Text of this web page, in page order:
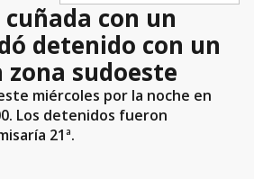
cuñada con un
detenido con un
zona sudoeste
miércoles por la noche en
Los detenidos fueron
21ª.